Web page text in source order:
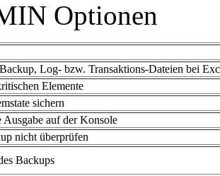
Optionen
Log- bzw. Transaktions-Dateien bei
Elemente
sichern
Ausgabe auf der Konsole
nicht überprüfen
Backups